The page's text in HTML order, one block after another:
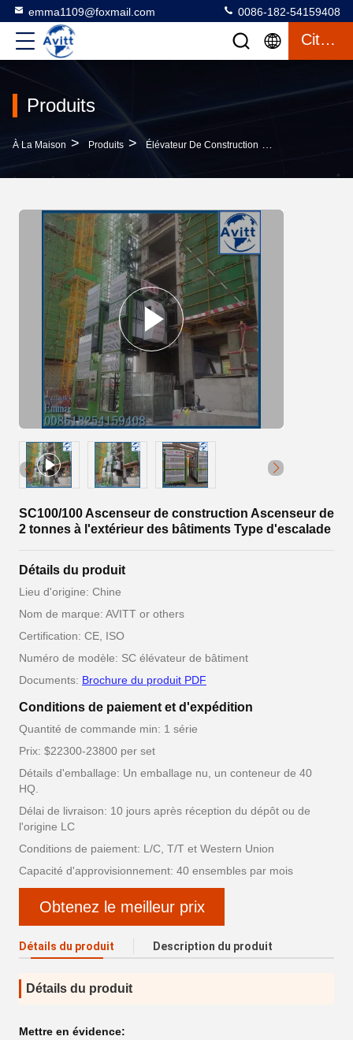
emma1109@foxmail.com 0086-182-54159408
Citation
Produits
À La Maison > Produits > Élévateur De Construction >
SC100/100 Ascenseur de construction Ascenseur de
2 tonnes à l'extérieur des bâtiments Type d'escalade
Détails du produit
Lieu d'origine: Chine
Nom de marque: AVITT or others
Certification: CE, ISO
Numéro de modèle: SC élévateur de bâtiment
Documents: Brochure du produit PDF
Conditions de paiement et d'expédition
Quantité de commande min: 1 série
Prix: $22300-23800 per set
Détails d'emballage: Un emballage nu, un conteneur de 40
HQ.
Délai de livraison: 10 jours après réception du dépôt ou de
l'origine LC
Conditions de paiement: L/C, T/T et Western Union
Capacité d'approvisionnement: 40 ensembles par mois
Obtenez le meilleur prix
Détails du produit Description du produit
Détails du produit
Mettre en évidence: